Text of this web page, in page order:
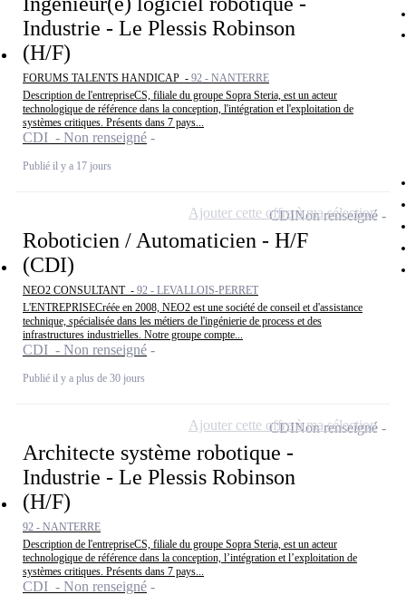
Industrie - Le Plessis Robinson
(H/F)
FORUMS TALENTS HANDICAP - 92 - NANTERRE
Description de l'entrepriseCS, filiale du groupe Sopra Steria, est un acteur
technologique de référence dans la conception, l'intégration et l'exploitation de
systèmes critiques. Présents dans 7 pays...
CDI - Non renseigné
Publié il y a 17 jours
Roboticien / Automaticien - H/F
(CDI)
NEO2 CONSULTANT - 92 - LEVALLOIS-PERRET
L'ENTREPRISECréée en 2008, NEO2 est une société de conseil et d'assistance
technique, spécialisée dans les métiers de l'ingénierie de process et des
infrastructures industrielles. Notre groupe compte...
CDI - Non renseigné
Publié il y a plus de 30 jours
CDINon renseigné
Ajouter cette offre à ma sélection
Architecte système robotique -
Industrie - Le Plessis Robinson
(H/F)
92 - NANTERRE
Description de l'entrepriseCS, filiale du groupe Sopra Steria, est un acteur
technologique de référence dans la conception, l’intégration et l’exploitation de
systèmes critiques. Présents dans 7 pays...
CDI - Non renseigné
CDINon renseigné
Ajouter cette offre à ma sélection